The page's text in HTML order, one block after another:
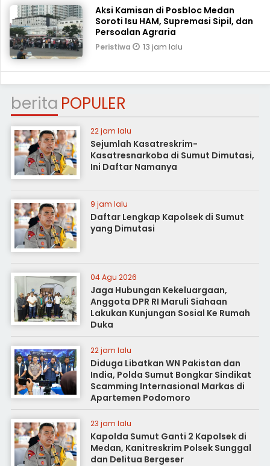
Aksi Kamisan di Posbloc Medan
Soroti Isu HAM, Supremasi Sipil, dan
Persoalan Agraria
Peristiwa 13 jam lalu
berita POPULER
22 jam lalu
Sejumlah Kasatreskrim-
Kasatresnarkoba di Sumut Dimutasi,
Ini Daftar Namanya
9 jam lalu
Daftar Lengkap Kapolsek di Sumut
yang Dimutasi
04 Agu 2026
Jaga Hubungan Kekeluargaan,
Anggota DPR RI Maruli Siahaan
Lakukan Kunjungan Sosial Ke Rumah
Duka
22 jam lalu
Diduga Libatkan WN Pakistan dan
India, Polda Sumut Bongkar Sindikat
Scamming Internasional Markas di
Apartemen Podomoro
23 jam lalu
Kapolda Sumut Ganti 2 Kapolsek di
Medan, Kanitreskrim Polsek Sunggal
dan Delitua Bergeser